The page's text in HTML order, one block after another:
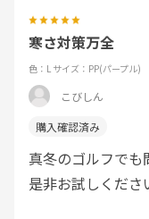
寒さ対策万全
色：L サイズ：PP(パープル)
こびしん
真冬のゴルフでも
是非お試しくださ